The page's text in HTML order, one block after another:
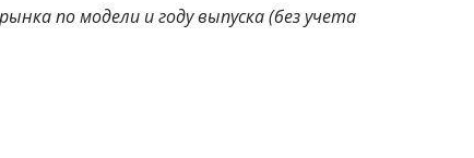
по модели и году выпуска (без учета